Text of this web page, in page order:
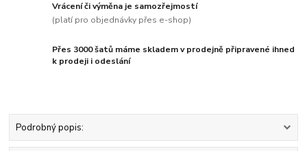
Vrácení či výměna je samozřejmostí
(platí pro objednávky přes e-shop)
Přes 3000 šatů máme skladem v prodejně připravené ihned
k prodeji i odeslání
Podrobný popis: